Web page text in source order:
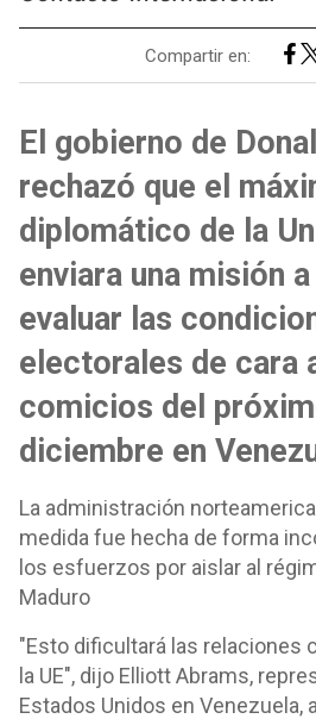
Compartir en:
El gobierno de
rechazó que el
diplomático de la
enviara una misión
evaluar las
electorales de cara
comicios del
diciembre en
La administración
medida fue hecha de forma
los esfuerzos por aislar al
Maduro
"Esto dificultará las relaciones
la UE", dijo Elliott Abrams,
Estados Unidos en Venezuela, a